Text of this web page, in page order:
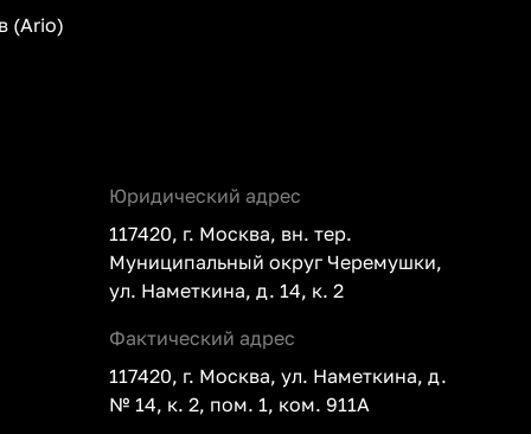
(Ario)
Юридический адрес
117420, г. Москва, вн. тер.
Муниципальный округ Черемушки,
ул. Наметкина, д. 14, к. 2
Фактический адрес
117420, г. Москва, ул. Наметкина, д.
№ 14, к. 2, пом. 1, ком. 911А